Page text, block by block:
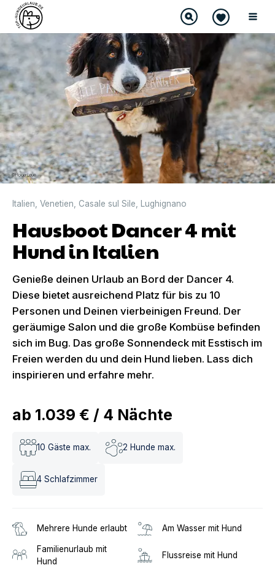
Italien Venetien Casale sul Sile Lughignano
Hausboot Dancer 4 mit
Hund in Italien
Genieße deinen Urlaub an Bord der Dancer 4.
Diese bietet ausreichend Platz für bis zu 10
Personen und Deinen vierbeinigen Freund. Der
geräumige Salon und die große Kombüse befinden
sich im Bug. Das große Sonnendeck mit Esstisch im
Freien werden du und dein Hund lieben. Lass dich
inspirieren und erfahre mehr.
ab 1.039 € / 4 Nächte
10 Gäste max. 2 Hunde max.
4 Schlafzimmer
Mehrere Hunde erlaubt Am Wasser mit Hund
Familienurlaub mit
Hund
Flussreise mit Hund